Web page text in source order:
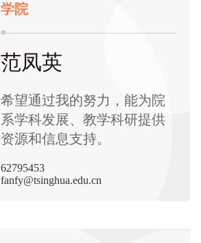
学院
范凤英
希望通过我的努力，能为院
系学科发展、教学科研提供
资源和信息支持。
62795453
fanfy@tsinghua.edu.cn